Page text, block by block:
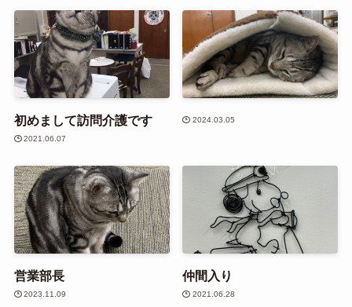
初めまして訪問介護です
2021.06.07
2024.03.05
営業部長
2023.11.09
仲間入り
2021.06.28